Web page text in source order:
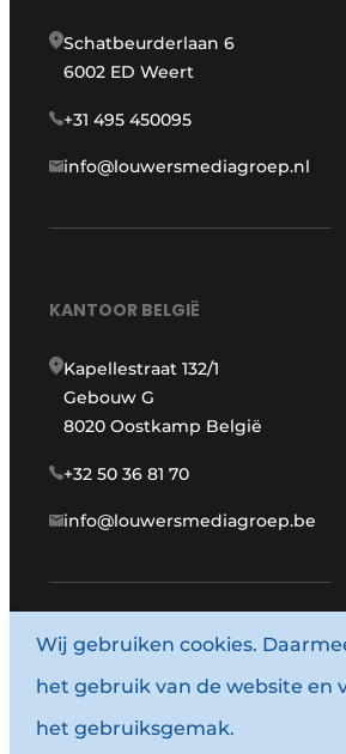
Schatbeurderlaan 6
6002 ED Weert
+31 495 450095
info@louwersmediagroep.nl
KANTOOR BELGIË
Kapellestraat 132/1
Gebouw G
8020 Oostkamp België
+32 50 36 81 70
info@louwersmediagroep.be
www.louwersmediagroep.com
© 1987 - 2026
Algemene voorwaarden
Wij gebruiken cookies.
het gebruik van de website en
het gebruiksgemak.